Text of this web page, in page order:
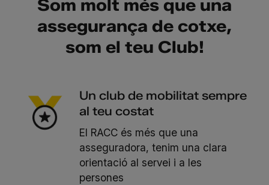
Som molt més que una
assegurança de cotxe,
som el teu Club!
Un club de mobilitat sempre
al teu costat
El RACC és més que una
asseguradora, tenim una clara
orientació al servei i a les
persones